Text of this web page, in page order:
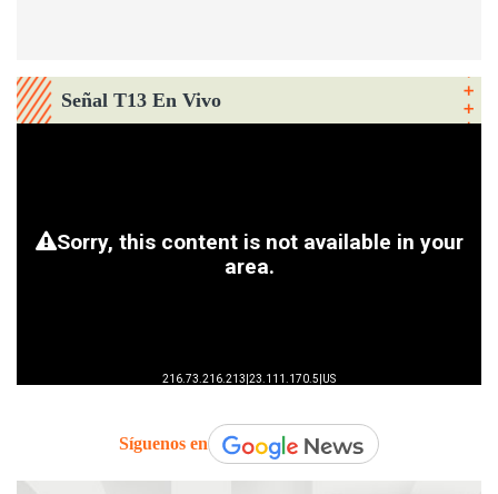
Señal T13 En Vivo
Síguenos en